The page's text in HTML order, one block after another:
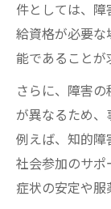
入居
順
見学
気
グル
点
グル
障害者に
件としては、
給資格が必要
能であることが
さらに、障害
が異なるため、
例えば、知的
社会参加のサポ
症状の安定や服